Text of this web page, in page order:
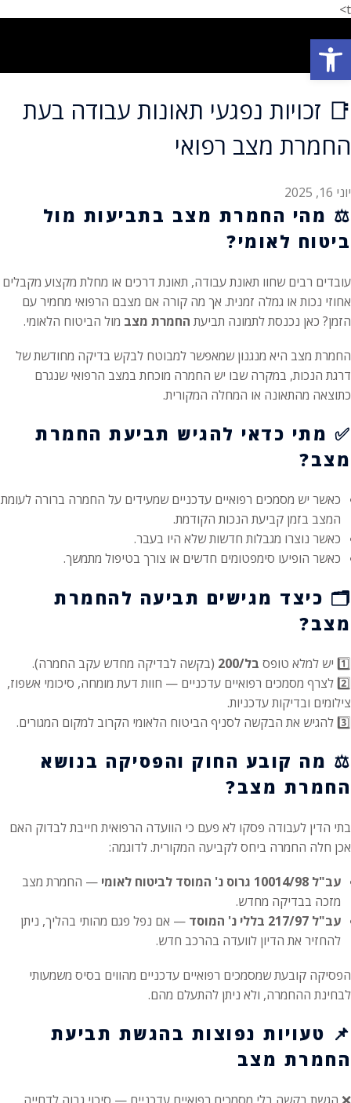
t>
📑 זכויות נפגעי תאונות עבודה בעת
החמרת מצב רפואי
יוני 16, 2025
⚖️ מהי החמרת מצב בתביעות מול
ביטוח לאומי?
עובדים רבים שחוו תאונת עבודה, תאונת דרכים או מחלת מקצוע מקבלים
אחוזי נכות או גמלה זמנית. אך מה קורה אם מצבם הרפואי מחמיר עם
הזמן? כאן נכנסת לתמונה תביעת החמרת מצב מול הביטוח הלאומי.
החמרת מצב היא מנגנון שמאפשר למבוטח לבקש בדיקה מחודשת של
דרגת הנכות, במקרה שבו יש החמרה מוכחת במצב הרפואי שנגרם
כתוצאה מהתאונה או המחלה המקורית.
✅ מתי כדאי להגיש תביעת החמרת
מצב?
כאשר יש מסמכים רפואיים עדכניים שמעידים על החמרה ברורה לעומת
המצב בזמן קביעת הנכות הקודמת.
כאשר נוצרו מגבלות חדשות שלא היו בעבר.
כאשר הופיעו סימפטומים חדשים או צורך בטיפול מתמשך.
🗂️ כיצד מגישים תביעה להחמרת
מצב?
1️⃣ יש למלא טופס בל/200
(בקשה לבדיקה מחדש עקב החמרה).
2️⃣ לצרף מסמכים רפואיים עדכניים — חוות דעת מומחה, סיכומי אשפוז,
צילומים ובדיקות עדכניות.
3️⃣ להגיש את הבקשה לסניף הביטוח הלאומי הקרוב למקום המגורים.
⚖️ מה קובע החוק והפסיקה בנושא
החמרת מצב?
בתי הדין לעבודה פסקו לא פעם כי הוועדה הרפואית חייבת לבדוק האם
אכן חלה החמרה ביחס לקביעה המקורית. לדוגמה:
עב"ל 10014/98 גרוס נ' המוסד לביטוח לאומי
— החמרת מצב
מזכה בבדיקה מחדש.
עב"ל 217/97 בללי נ' המוסד
— אם נפל פגם מהותי בהליך, ניתן
להחזיר את הדיון לוועדה בהרכב חדש.
הפסיקה קובעת שמסמכים רפואיים עדכניים מהווים בסיס משמעותי
לבחינת ההחמרה, ולא ניתן להתעלם מהם.
📌 טעויות נפוצות בהגשת תביעת
החמרת מצב
פתח סרגל נגישות